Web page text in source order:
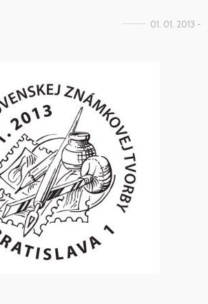
01. 01. 2013 -